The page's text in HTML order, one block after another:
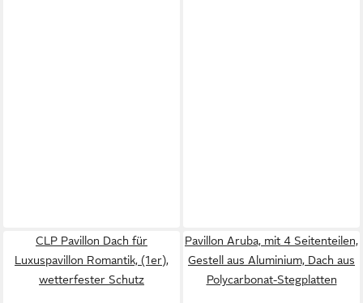
CLP Pavillon Dach für
Luxuspavillon Romantik, (1er),
wetterfester Schutz
Pavillon Aruba, mit 4 Seitenteilen,
Gestell aus Aluminium, Dach aus
Polycarbonat-Stegplatten